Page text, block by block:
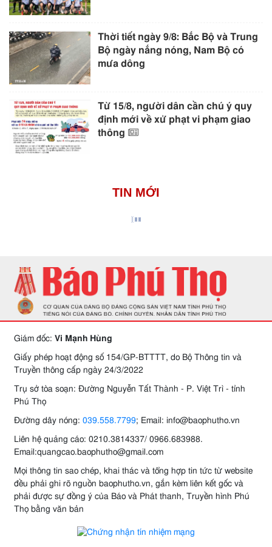
Thời tiết ngày 9/8: Bắc Bộ và Trung
Bộ ngày nắng nóng, Nam Bộ có
mưa dông
Từ 15/8, người dân cần chú ý quy
định mới về xử phạt vi phạm giao
thông
TIN MỚI
Giám đốc: Vi Mạnh Hùng
Giấy phép hoạt động số 154/GP-BTTTT, do Bộ Thông tin và
Truyền thông cấp ngày 24/3/2022
Trụ sở tòa soạn: Đường Nguyễn Tất Thành - P. Việt Trì - tỉnh
Phú Thọ
Đường dây nóng: 039.558.7799; Email: info@baophutho.vn
Liên hệ quảng cáo: 0210.3814337/ 0966.683988.
Email:quangcao.baophutho@gmail.com
Mọi thông tin sao chép, khai thác và tổng hợp tin tức từ website
đều phải ghi rõ nguồn baophutho.vn, gắn kèm liên kết gốc và
phải được sự đồng ý của Báo và Phát thanh, Truyền hình Phú
Thọ bằng văn bản